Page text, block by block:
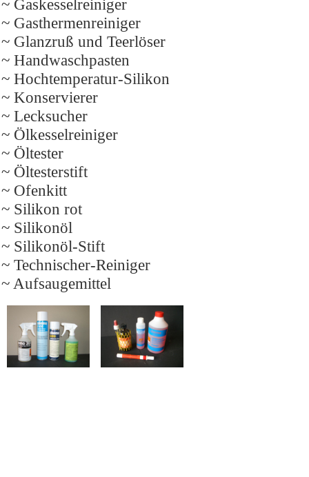
~ Gaskesselreiniger
~ Gasthermenreiniger
~ Glanzruß und Teerlöser
~ Handwaschpasten
~ Hochtemperatur-Silikon
~ Konservierer
~ Lecksucher
~ Ölkesselreiniger
~ Öltester
~ Öltesterstift
~ Ofenkitt
~ Silikon rot
~ Silikonöl
~ Silikonöl-Stift
~ Technischer-Reiniger
~ Aufsaugemittel